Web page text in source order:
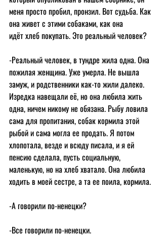
меня просто пробил, пронзил. Вот судьба. Как
она живет с этими собаками, как она
идёт хлеб покупать. Это реальный человек?
-Реальный человек, в тундре жила одна. Она
пожилая женщина. Уже умерла. Не вышла
замуж, и родственники как-то жили далеко.
Изредка навещали её, но она любила жить
одна, ничем никому не обязана. Рыбу ловила
сама для пропитания, собак кормила этой
рыбой и сама могла ее продать. Я потом
хлопотала, везде и всюду писала, и я ей
пенсию сделала, пусть социальную,
маленькую, но на хлеб хватало. Она любила
ходить в моей сестре, а та ее поила, кормила.
-А говорили по-ненецки?
-Все говорили по-ненецки.